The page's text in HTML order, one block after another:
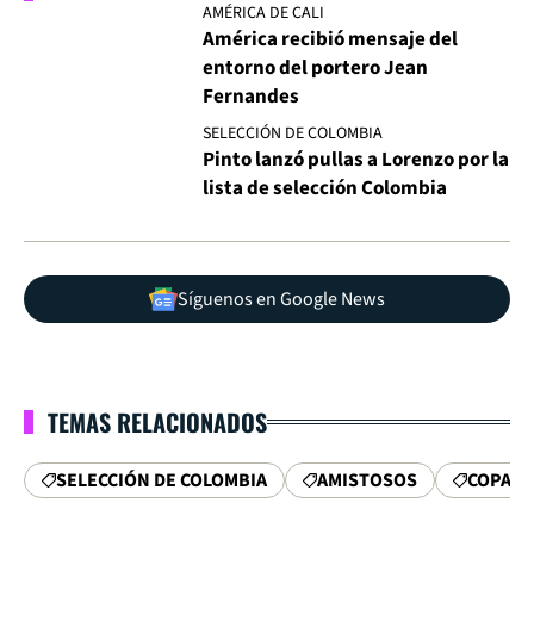
AMÉRICA DE CALI
América recibió mensaje del
entorno del portero Jean
Fernandes
SELECCIÓN DE COLOMBIA
Pinto lanzó pullas a Lorenzo por la
lista de selección Colombia
Síguenos en Google News
TEMAS RELACIONADOS
SELECCIÓN DE COLOMBIA AMISTOSOS COPA